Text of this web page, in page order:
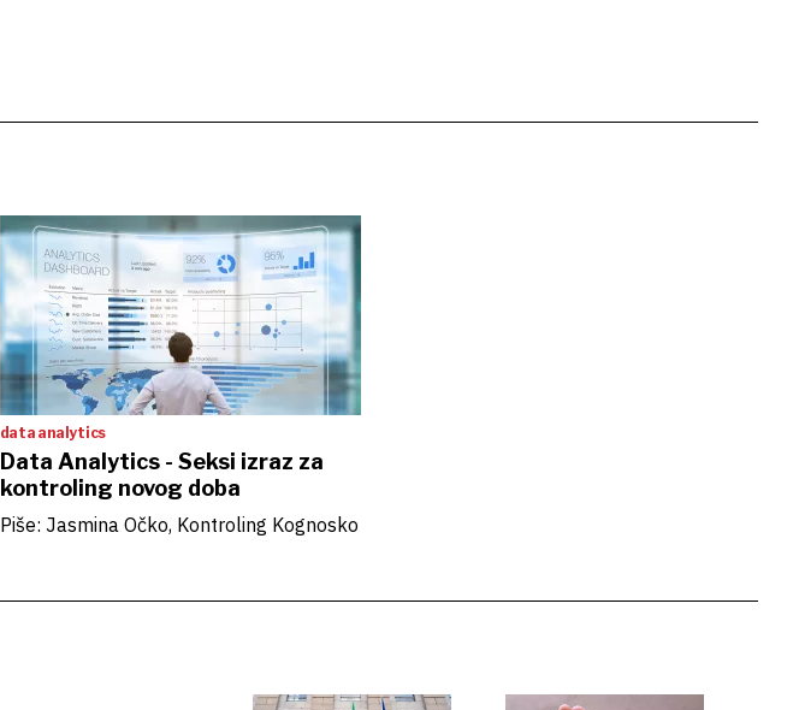
data analytics
Data Analytics - Seksi izraz za
kontroling novog doba
Piše: Jasmina Očko, Kontroling Kognosko